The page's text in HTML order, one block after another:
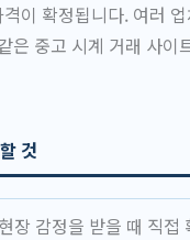
이 확정됩니다. 여러
은 중고 시계 거래 사이
것
장 감정을 받을 때 직